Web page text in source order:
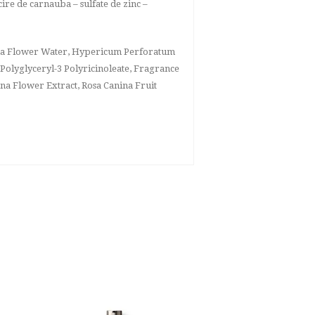
de carnauba – sulfate de zinc –
Flower Water, Hypericum Perforatum
3 Polyricinoleate, Fragrance
Flower Extract, Rosa Canina Fruit